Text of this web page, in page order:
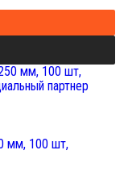
мм, 100 шт,